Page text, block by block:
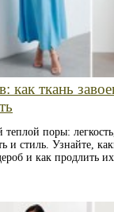
ткань
поры: легкость,
и стиль. Узнайте,
и как продлить